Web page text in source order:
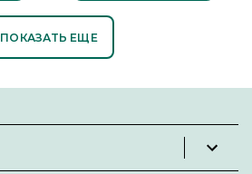
ПОКАЗАТЬ ЕЩЕ